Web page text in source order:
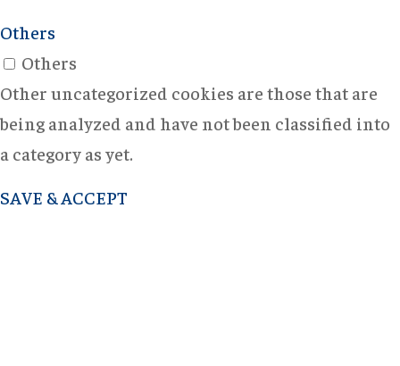
Others
Others
Other uncategorized cookies are those that are
being analyzed and have not been classified into
a category as yet.
SAVE & ACCEPT